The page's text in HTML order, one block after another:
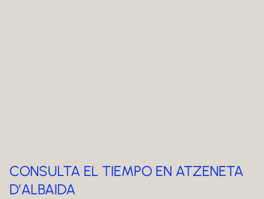
CONSULTA EL TIEMPO EN ATZENETA
D’ALBAIDA